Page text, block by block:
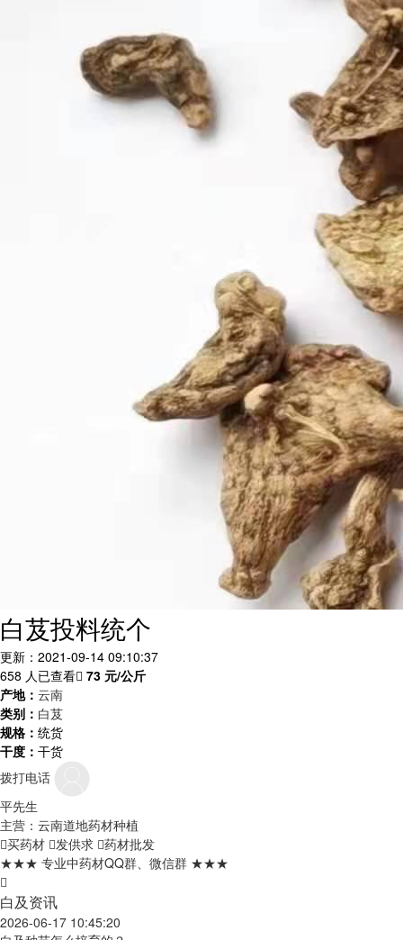
白芨投料统个
更新：2021-09-14 09:10:37
658 人已查看 73 元/公斤
产地： 云南
类别： 白芨
规格： 统货
干度： 干货
拨打电话
平先生
主营：云南道地药材种植
买药材 发供求 药材批发
★★★ 专业中药材QQ群、微信群 ★★★
白及资讯
2026-06-17 10:45:20